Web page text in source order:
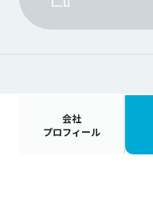
会社
プロフィール